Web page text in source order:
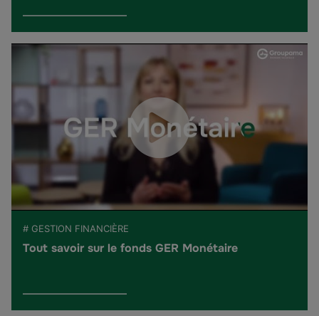
# GESTION FINANCIÈRE
Tout savoir sur le fonds GER Monétaire